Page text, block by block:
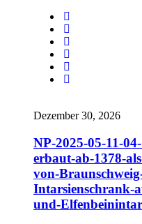
Dezember 30, 2026
NP-2025-05-11-
erbaut-ab-1378-
von-
Intarsienschrank-
und-